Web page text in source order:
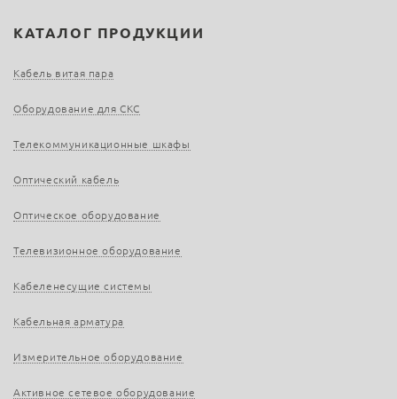
КАТАЛОГ ПРОДУКЦИИ
Кабель витая пара
Оборудование для СКС
Телекоммуникационные шкафы
Оптический кабель
Оптическое оборудование
Телевизионное оборудование
Кабеленесущие системы
Кабельная арматура
Измерительное оборудование
Активное сетевое оборудование